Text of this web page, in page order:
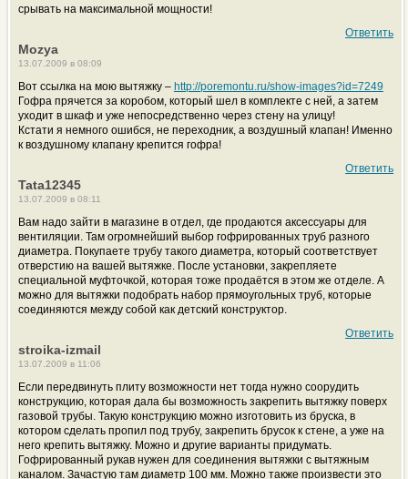
срывать на максимальной мощности!
Ответить
Mozya
13.07.2009 в 08:09
Вот ссылка на мою вытяжку – http://poremontu.ru/show-images?id=7249
Гофра прячется за коробом, который шел в комплекте с ней, а затем
уходит в шкаф и уже непосредственно через стену на улицу!
Кстати я немного ошибся, не переходник, а воздушный клапан! Именно
к воздушному клапану крепится гофра!
Ответить
Tata12345
13.07.2009 в 08:11
Вам надо зайти в магазине в отдел, где продаются аксессуары для
вентиляции. Там огромнейший выбор гофрированных труб разного
диаметра. Покупаете трубу такого диаметра, который соответствует
отверстию на вашей вытяжке. После установки, закрепляете
специальной муфточкой, которая тоже продаётся в этом же отделе. А
можно для вытяжки подобрать набор прямоугольных труб, которые
соединяются между собой как детский конструктор.
Ответить
stroika-izmail
13.07.2009 в 11:06
Если передвинуть плиту возможности нет тогда нужно соорудить
конструкцию, которая дала бы возможность закрепить вытяжку поверх
газовой трубы. Такую конструкцию можно изготовить из бруска, в
котором сделать пропил под трубу, закрепить брусок к стене, а уже на
него крепить вытяжку. Можно и другие варианты придумать.
Гофрированный рукав нужен для соединения вытяжки с вытяжным
каналом. Зачастую там диаметр 100 мм. Можно также произвести это